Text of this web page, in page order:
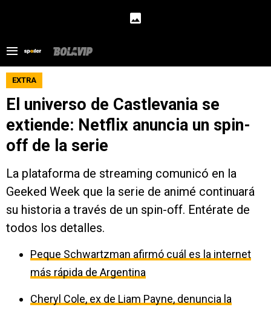
EXTRA
El universo de Castlevania se
extiende: Netflix anuncia un spin-
off de la serie
La plataforma de streaming comunicó en la
Geeked Week que la serie de animé continuará
su historia a través de un spin-off. Entérate de
todos los detalles.
Peque Schwartzman afirmó cuál es la internet
más rápida de Argentina
Cheryl Cole, ex de Liam Payne, denuncia la